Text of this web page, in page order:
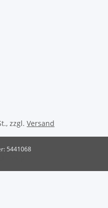
zzgl. Versand
5441068